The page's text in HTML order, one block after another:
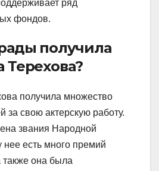
ряд
фондов.
получила
Терехова?
получила множество
за свою актерскую работу.
звания Народной
нее есть много премий
также она была